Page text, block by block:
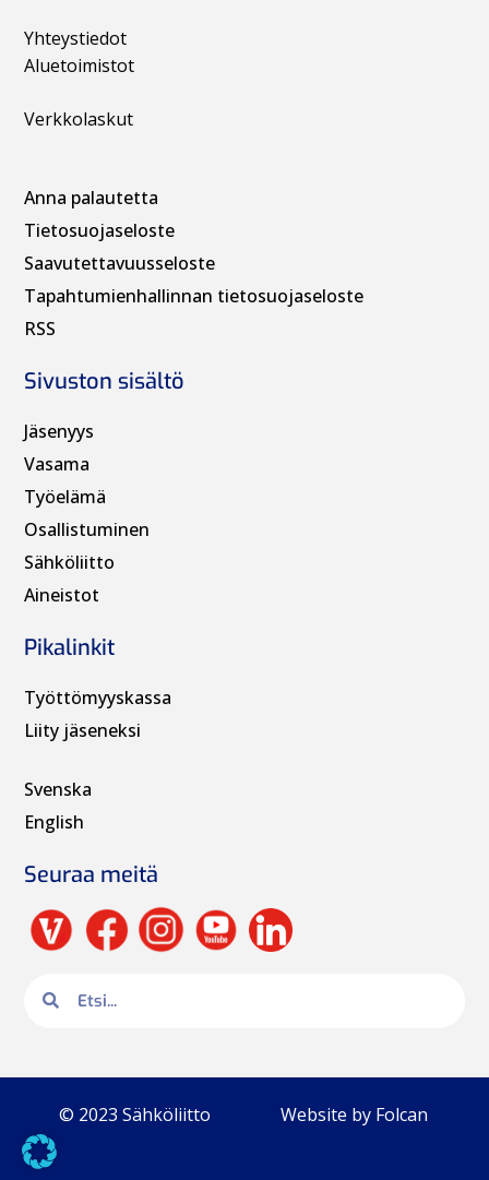
Yhteystiedot
Aluetoimistot
Verkkolaskut
Anna palautetta
Tietosuojaseloste
Saavutettavuusseloste
Tapahtumienhallinnan tietosuojaseloste
RSS
Sivuston sisältö
Jäsenyys
Vasama
Työelämä
Osallistuminen
Sähköliitto
Aineistot
Pikalinkit
Työttömyyskassa
Liity jäseneksi
Svenska
English
Seuraa meitä
© 2023 Sähköliitto Website by Folcan